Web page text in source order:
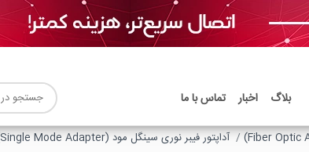
بلاگ اخبار تماس با ما
آداپتور فیبر نوری سینگل مود (Single Mode Adapter)